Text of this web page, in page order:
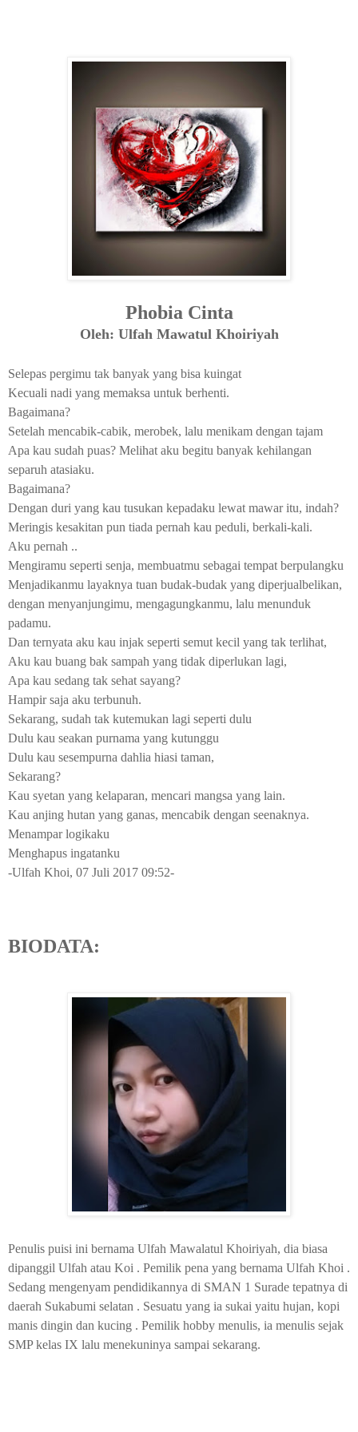
Phobia Cinta
Oleh: Ulfah Mawatul Khoiriyah
Selepas pergimu tak banyak yang bisa kuingat
Kecuali nadi yang memaksa untuk berhenti.
Bagaimana?
Setelah mencabik-cabik, merobek, lalu menikam dengan tajam
Apa kau sudah puas? Melihat aku begitu banyak kehilangan
separuh atasiaku.
Bagaimana?
Dengan duri yang kau tusukan kepadaku lewat mawar itu, indah?
Meringis kesakitan pun tiada pernah kau peduli, berkali-kali.
Aku pernah ..
Mengiramu seperti senja, membuatmu sebagai tempat berpulangku
Menjadikanmu layaknya tuan budak-budak yang diperjualbelikan,
dengan menyanjungimu, mengagungkanmu, lalu menunduk
padamu.
Dan ternyata aku kau injak seperti semut kecil yang tak terlihat,
Aku kau buang bak sampah yang tidak diperlukan lagi,
Apa kau sedang tak sehat sayang?
Hampir saja aku terbunuh.
Sekarang, sudah tak kutemukan lagi seperti dulu
Dulu kau seakan purnama yang kutunggu
Dulu kau sesempurna dahlia hiasi taman,
Sekarang?
Kau syetan yang kelaparan, mencari mangsa yang lain.
Kau anjing hutan yang ganas, mencabik dengan seenaknya.
Menampar logikaku
Menghapus ingatanku
-Ulfah Khoi, 07 Juli 2017 09:52-
BIODATA:
Penulis puisi ini bernama Ulfah Mawalatul Khoiriyah, dia biasa
dipanggil Ulfah atau Koi . Pemilik pena yang bernama Ulfah Khoi .
Sedang mengenyam pendidikannya di SMAN 1 Surade tepatnya di
daerah Sukabumi selatan . Sesuatu yang ia sukai yaitu hujan, kopi
manis dingin dan kucing . Pemilik hobby menulis, ia menulis sejak
SMP kelas IX lalu menekuninya sampai sekarang.